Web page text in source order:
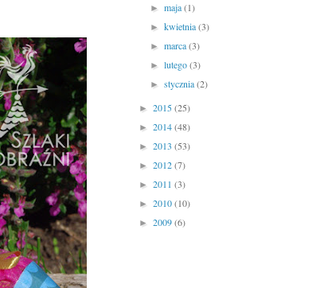
►maja(1)
►kwietnia(3)
►marca(3)
►lutego(3)
►stycznia(2)
► 2015(25)
► 2014(48)
► 2013 (53)
► 2012(7)
► 2011 (3)
► 2010(10)
► 2009(6)